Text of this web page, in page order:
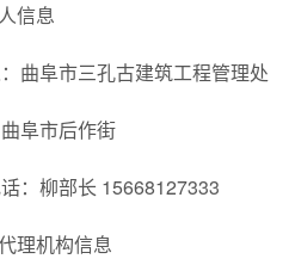
信息
曲阜市三孔古建筑工程管理处
阜市后作街
：柳部长 15668127333
理机构信息